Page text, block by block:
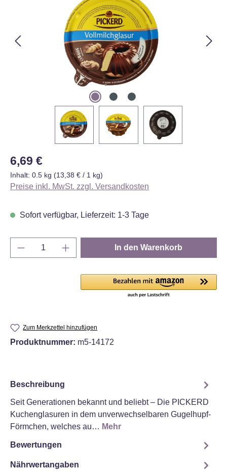
Regulärer Preis:
6,69 €
Inhalt: 0.5 kg (13,38 € / 1 kg)
Preise inkl. MwSt. zzgl. Versandkosten
Sofort verfügbar, Lieferzeit: 1-3 Tage
Produkt Anzahl: Gib den gewünschten
In den Warenkorb
Zum Merkzettel hinzufügen
Produktnummer: m5-14172
Beschreibung
Seit Generationen bekannt und beliebt – Die PICKERD
Kuchenglasuren in dem unverwechselbaren Gugelhupf-
Förmchen, welches au… Mehr
Bewertungen
Nährwertangaben